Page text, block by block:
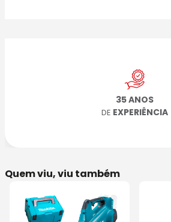
35 ANOS
DE EXPERIÊNCIA
Quem viu, viu também